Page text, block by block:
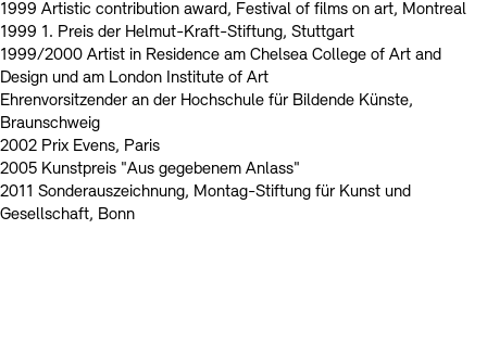
1999 Artistic contribution award, Festival of films on art, Montreal
1999 1. Preis der Helmut-Kraft-Stiftung, Stuttgart
1999/2000 Artist in Residence am Chelsea College of Art and
Design und am London Institute of Art
Ehrenvorsitzender an der Hochschule für Bildende Künste,
Braunschweig
2002 Prix Evens, Paris
2005 Kunstpreis "Aus gegebenem Anlass"
2011 Sonderauszeichnung, Montag-Stiftung für Kunst und
Gesellschaft, Bonn